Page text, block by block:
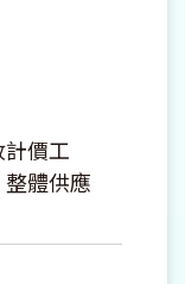
價工
體供應